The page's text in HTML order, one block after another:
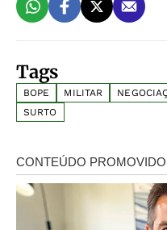
Tags
BOPE MILITAR
SURTO